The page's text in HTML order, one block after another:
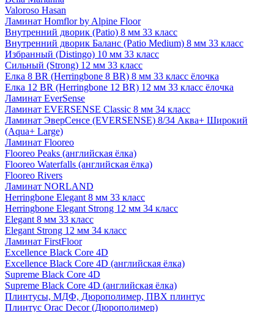
Valoroso Hasan
Ламинат Homflor by Alpine Floor
Внутренний дворик (Patio) 8 мм 33 класс
Внутренний дворик Баланс (Patio Medium) 8 мм 33 класс
Избранный (Distingo) 10 мм 33 класс
Сильный (Strong) 12 мм 33 класс
Елка 8 BR (Herringbone 8 BR) 8 мм 33 класс ёлочка
Елка 12 BR (Herringbone 12 BR) 12 мм 33 класс ёлочка
Ламинат EverSense
Ламинат EVERSENSE Classic 8 мм 34 класс
Ламинат ЭверСенсе (EVERSENSE) 8/34 Аква+ Широкий
(Aqua+ Large)
Ламинат Flooreo
Flooreo Peaks (английская ёлка)
Flooreo Waterfalls (английская ёлка)
Flooreo Rivers
Ламинат NORLAND
Herringbone Elegant 8 мм 33 класс
Herringbone Elegant Strong 12 мм 34 класс
Elegant 8 мм 33 класс
Elegant Strong 12 мм 34 класс
Ламинат FirstFloor
Excellence Black Core 4D
Excellence Black Core 4D (английская ёлка)
Supreme Black Core 4D
Supreme Black Core 4D (английская ёлка)
Плинтусы, МДФ, Дюрополимер, ПВХ плинтус
Плинтус Orac Decor (Дюрополимер)